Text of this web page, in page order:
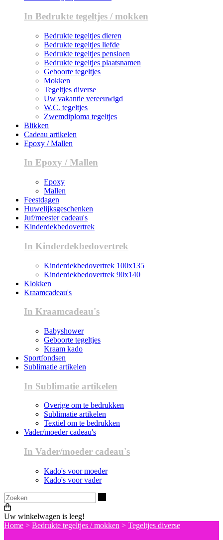
In Bedrukte tegeltjes / mokken
Bedrukte tegeltjes dieren
Bedrukte tegeltjes liefde
Bedrukte tegeltjes pensioen
Bedrukte tegeltjes plaatsnamen
Geboorte tegeltjes
Mokken
Tegeltjes diverse
Uw vakantie vereeuwigd
W.C. tegeltjes
Zwemdiploma tegeltjes
Blikken
Cadeau artikelen
Epoxy / Mallen
In Epoxy / Mallen
Epoxy
Mallen
Feestdagen
Huwelijksgeschenken
Juf/meester cadeau's
Kinderdekbedovertrek
In Kinderdekbedovertrek
Kinderdekbedovertrek 100x135
Kinderdekbedovertrek 90x140
Klokken
Kraamcadeau's
In Kraamcadeau's
Babyshower
Geboorte tegeltjes
Kraam kado
Sportfondsen
Sublimatie artikelen
In Sublimatie artikelen
Overige om te bedrukken
Sublimatie artikelen
Textiel om te bedrukken
Vader/moeder cadeau's
In Vader/moeder cadeau's
Kado's voor moeder
Kado's voor vader
Uw winkelwagen is leeg!
Home > Bedrukte tegeltjes / mokken > Tegeltjes diverse